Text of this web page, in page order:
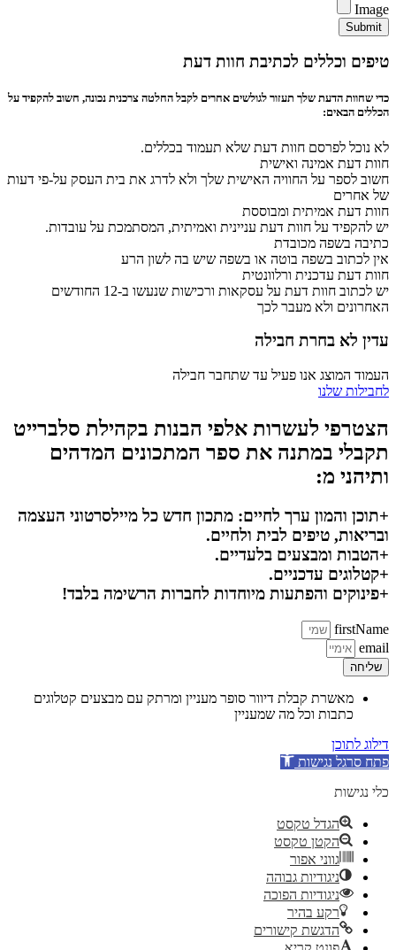
Image
Submit
טיפים וכללים לכתיבת חוות דעת
כדי שחוות הדעת שלך תעזור לגולשים אחרים לקבל החלטה צרכנית נכונה, חשוב להקפיד על
הכללים הבאים:
לא נוכל לפרסם חוות דעת שלא תעמוד בכללים.
חוות דעת אמינה ואישית
חשוב לספר על החוויה האישית שלך ולא לדרג את בית העסק על-פי דעות
של אחרים
חוות דעת אמיתית ומבוססת
יש להקפיד על חוות דעת עניינית ואמיתית, המסתמכת על עובדות.
כתיבה בשפה מכובדת
אין לכתוב בשפה בוטה או בשפה שיש בה לשון הרע
חוות דעת עדכנית ורלוונטית
יש לכתוב חוות דעת על עסקאות ורכישות שנעשו ב-12 החודשים
האחרונים ולא מעבר לכך
עדין לא בחרת חבילה
העמוד המוצג אנו פעיל עד שתחבר חבילה
לחבילות שלנו
הצטרפי לעשרות אלפי הבנות בקהילת סלברייט
תקבלי במתנה את ספר המתכונים המדהים
ותיהני מ:
+תוכן והמון ערך לחיים: מתכון חדש כל מיילסרטוני העצמה
ובריאות, טיפים לבית ולחיים.
+הטבות ומבצעים בלעדיים.
+קטלוגים עדכניים.
+פינוקים והפתעות מיוחדות לחברות הרשימה בלבד!
firstName
email
שליחה
מאשרת קבלת דיוור סופר מעניין ומרתק עם מבצעים קטלוגים
כתבות וכל מה שמעניין
דילוג לתוכן
פתח סרגל נגישות
כלי נגישות
הגדל טקסט
הקטן טקסט
גווני אפור
ניגודיות גבוהה
ניגודיות הפוכה
רקע בהיר
הדגשת קישורים